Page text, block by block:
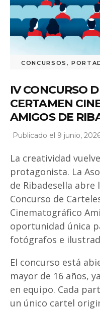
CONCURSOS ,
IV CONCURSO
CERTAMEN
AMIGOS DE
Publicado el 9 junio,
La creatividad
protagonista. La
de Ribadesella abre
Concurso de
Cinematográfico
oportunidad única
fotógrafos e
El concurso está
mayor de 16 años,
en equipo. Cada
un único cartel